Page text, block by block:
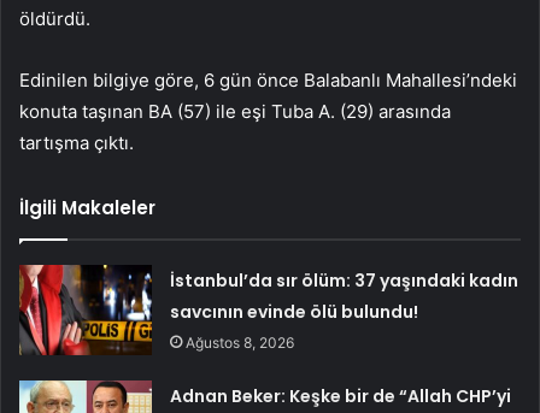
öldürdü.
Edinilen bilgiye göre, 6 gün önce Balabanlı Mahallesi’ndeki
konuta taşınan BA (57) ile eşi Tuba A. (29) arasında
tartışma çıktı.
İlgili Makaleler
İstanbul’da sır ölüm: 37 yaşındaki kadın
savcının evinde ölü bulundu!
Ağustos 8, 2026
Adnan Beker: Keşke bir de “Allah CHP’yi